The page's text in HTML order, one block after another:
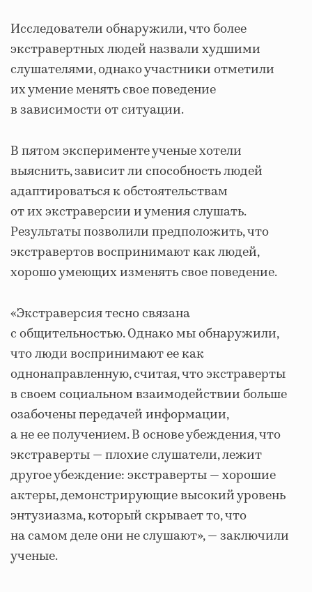
Исследователи обнаружили, что более
экстравертных людей назвали худшими
слушателями, однако участники отметили
их умение менять свое поведение
в зависимости от ситуации.
В пятом эксперименте ученые хотели
выяснить, зависит ли способность людей
адаптироваться к обстоятельствам
от их экстраверсии и умения слушать.
Результаты позволили предположить, что
экстравертов воспринимают как людей,
хорошо умеющих изменять свое поведение.
«Экстраверсия тесно связана
с общительностью. Однако мы обнаружили,
что люди воспринимают ее как
однонаправленную, считая, что экстраверты
в своем социальном взаимодействии больше
озабочены передачей информации,
а не ее получением. В основе убеждения, что
экстраверты — плохие слушатели, лежит
другое убеждение: экстраверты — хорошие
актеры, демонстрирующие высокий уровень
энтузиазма, который скрывает то, что
на самом деле они не слушают», — заключили
ученые.